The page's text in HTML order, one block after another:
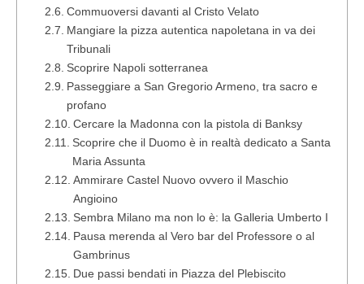
Commuoversi davanti al Cristo Velato
Mangiare la pizza autentica napoletana in va dei
Tribunali
Scoprire Napoli sotterranea
Passeggiare a San Gregorio Armeno, tra sacro e
profano
Cercare la Madonna con la pistola di Banksy
Scoprire che il Duomo è in realtà dedicato a Santa
Maria Assunta
Ammirare Castel Nuovo ovvero il Maschio
Angioino
Sembra Milano ma non lo è: la Galleria Umberto I
Pausa merenda al Vero bar del Professore o al
Gambrinus
Due passi bendati in Piazza del Plebiscito